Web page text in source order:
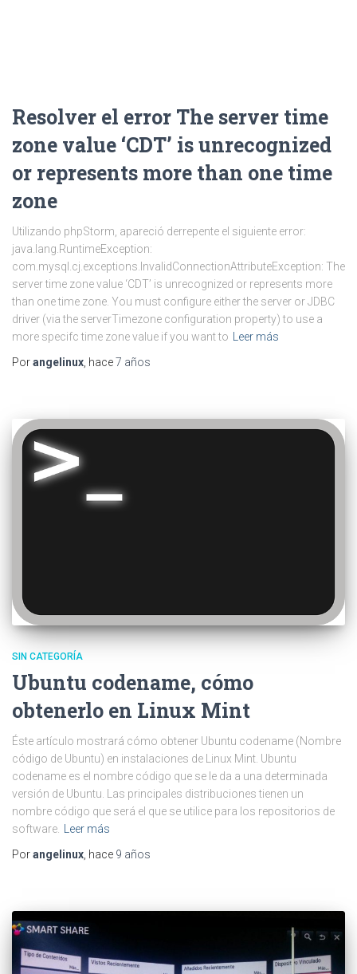
Resolver el error The server time
zone value ‘CDT’ is unrecognized
or represents more than one time
zone
Utilizando phpStorm, apareció derrepente el siguiente error:
java.lang.RuntimeException:
com.mysql.cj.exceptions.InvalidConnectionAttributeException: The
server time zone value ‘CDT’ is unrecognized or represents more
than one time zone. You must configure either the server or JDBC
driver (via the serverTimezone configuration property) to use a
more specifc time zone value if you want to
Leer más
Porangelinux , hace7 años
SIN CATEGORÍA
Ubuntu codename, cómo
obtenerlo en Linux Mint
Éste artículo mostrará cómo obtener Ubuntu codename (Nombre
código de Ubuntu) en instalaciones de Linux Mint. Ubuntu
codename es el nombre código que se le da a una determinada
versión de Ubuntu. Las principales distribuciones tienen un
nombre código que será el que se utilice para los repositorios de
software.
Leer más
Porangelinux , hace 9 años